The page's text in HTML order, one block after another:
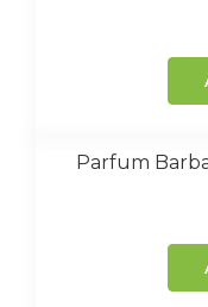
Parfum